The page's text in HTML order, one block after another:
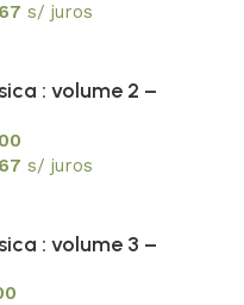
s/ juros
: volume 2 –
s/ juros
: volume 3 –